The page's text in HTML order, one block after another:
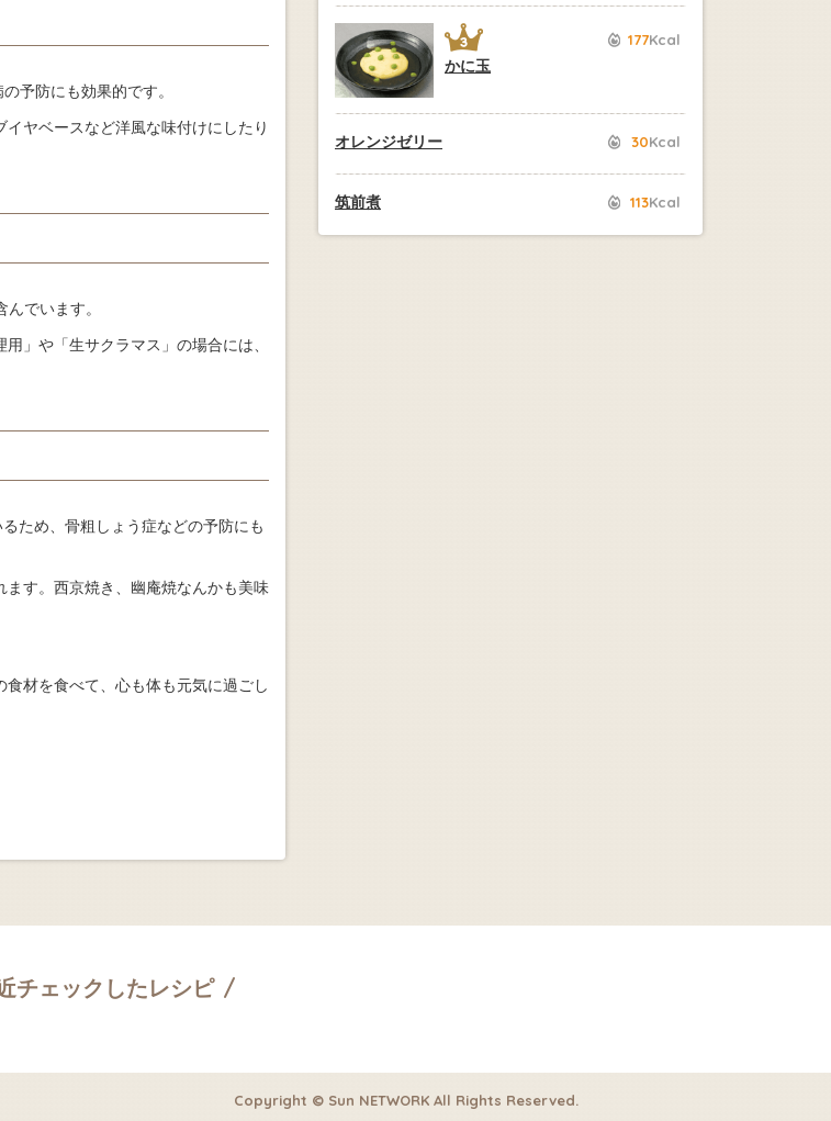
予防にも効果的です。
ヤベースなど洋風な味付けにしたり
でいます。
」や「生サクラマス」の場合には、
ため、骨粗しょう症などの予防にも
す。西京焼き、幽庵焼なんかも美味
材を食べて、心も体も元気に過ごし
かに玉
177Kcal
オレンジゼリー 30Kcal
筑前煮 113Kcal
チェックしたレシピ
Copyright © Sun NETWORK All Rights Reserved.